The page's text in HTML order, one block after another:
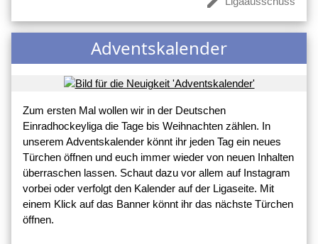
Adventskalender
Zum ersten Mal wollen wir in der Deutschen
Einradhockeyliga die Tage bis Weihnachten zählen. In
unserem Adventskalender könnt ihr jeden Tag ein neues
Türchen öffnen und euch immer wieder von neuen Inhalten
überraschen lassen. Schaut dazu vor allem auf Instagram
vorbei oder verfolgt den Kalender auf der Ligaseite. Mit
einem Klick auf das Banner könnt ihr das nächste Türchen
öffnen.